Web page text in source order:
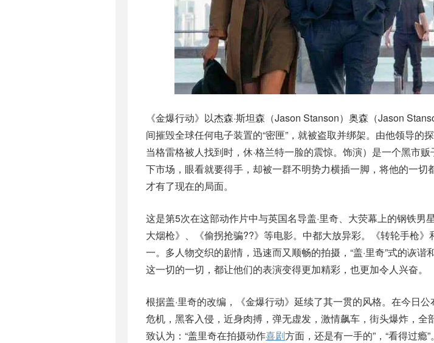
《金爆行动》以杰森·斯坦森（Jason Stanson）奥森（Jason
间摧毁全球任何电子装置的“密匣”，就被盗取并绑架。由他领导的
当格雷格被人找到时，休·格兰特一脸的震惊。饰演）是一个黑市
下市场，眼看就要得手，却被一群不明势力横插一脚，将他的一切
才有了现在的局面。
这是第5次在这部动作片中与英国名导盖·里奇、大荧幕上的钢铁男
大烟枪》、《偷拐抢骗??》等电影。中都大放异彩。《转轮手枪
一。多人物交织的剧情，迅速而又顺畅的拍摄，“盖·里奇”式的诙谐
这一切的一切，都让他们的表演变得更加精彩，也更加令人兴奋。
根据盖·里奇的改编，《金爆行动》延续了其一贯的风格。在今日
危机，黑客入侵，近身肉搏，弹无虚发，激情飙车，街头爆炸，全
致认为：“盖里奇在拍摄动作喜剧方面，还是有一手的”，“看得过瘾”。